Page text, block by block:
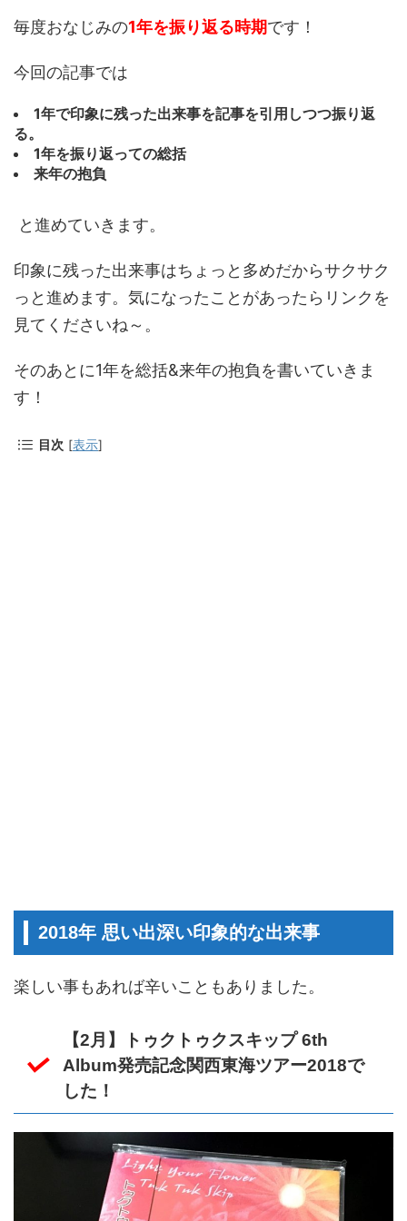
毎度おなじみの1年を振り返る時期です！
今回の記事では
1年で印象に残った出来事を記事を引用しつつ振り返
る。
1年を振り返っての総括
来年の抱負
と進めていきます。
印象に残った出来事はちょっと多めだからサクサク
っと進めます。気になったことがあったらリンクを
見てくださいね～。
そのあとに1年を総括&来年の抱負を書いていきま
す！
目次 [表示]
2018年 思い出深い印象的な出来事
楽しい事もあれば辛いこともありました。
【2月】トゥクトゥクスキップ 6th
Album発売記念関西東海ツアー2018で
した！